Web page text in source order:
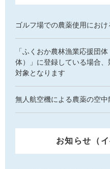
ゴルフ場での農薬使用にお
「ふくおか農林漁業応援団
体）」に登録している場合
対象となります
無人航空機による農薬の空
お知らせ（